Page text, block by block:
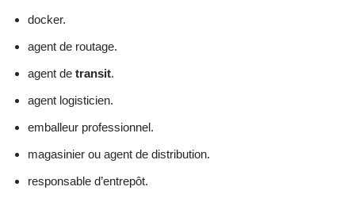
docker.
agent de routage.
agent de transit.
agent logisticien.
emballeur professionnel.
magasinier ou agent de distribution.
responsable d’entrepôt.